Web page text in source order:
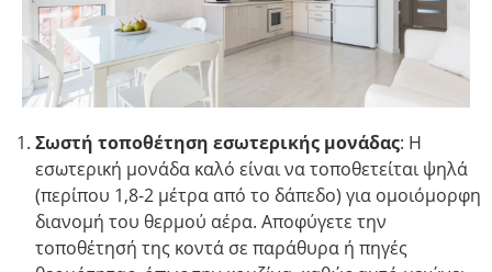
Σωστή τοποθέτηση εσωτερικής μονάδας: Η
εσωτερική μονάδα καλό είναι να τοποθετείται ψηλά
(περίπου 1,8-2 μέτρα από το δάπεδο) για ομοιόμορφη
διανομή του θερμού αέρα. Αποφύγετε την
τοποθέτησή της κοντά σε παράθυρα ή πηγές